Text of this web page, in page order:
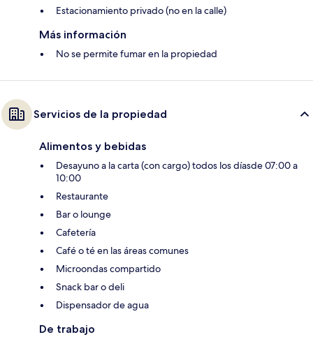
Estacionamiento privado (no en la calle)
Más información
No se permite fumar en la propiedad
Servicios de la propiedad
Alimentos y bebidas
Desayuno a la carta (con cargo) todos los díasde 07:00 a
10:00
Restaurante
Bar o lounge
Cafetería
Café o té en las áreas comunes
Microondas compartido
Snack bar o deli
Dispensador de agua
De trabajo